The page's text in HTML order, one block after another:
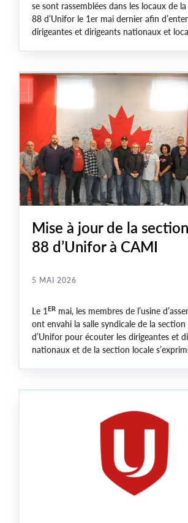
se sont rassemblées dans les locaux de
88 d’Unifor le 1er mai dernier afin
dirigeantes et dirigeants nationaux et
l’industrie automobile, la menace relative
importations chinoises, et le chemin qui
lors des négociations de 2026 dans le
Mise à jour de la
88 d’Unifor à CAMI
5 MAI 2026
Le 1ER mai, les membres de l’usine
ont envahi la salle syndicale de la
d’Unifor pour écouter les dirigeantes et
nationaux et de la section locale